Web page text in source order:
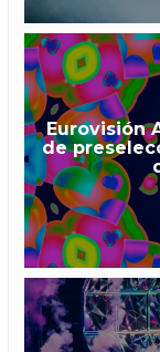
Eurovisión
de